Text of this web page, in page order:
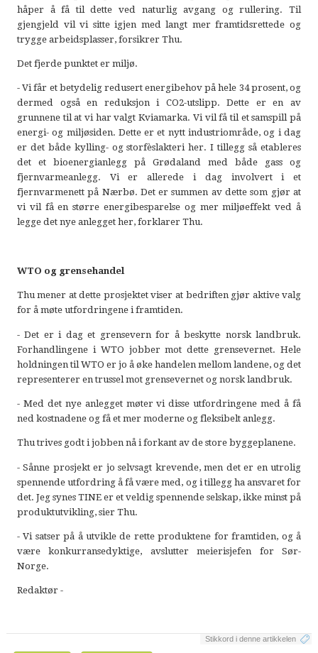
håper å få til dette ved naturlig avgang og rullering. Til
gjengjeld vil vi sitte igjen med langt mer framtidsrettede og
trygge arbeidsplasser, forsikrer Thu.
Det fjerde punktet er miljø.
- Vi får et betydelig redusert energibehov på hele 34 prosent, og
dermed også en reduksjon i CO2-utslipp. Dette er en av
grunnene til at vi har valgt Kviamarka. Vi vil få til et samspill på
energi- og miljøsiden. Dette er et nytt industriområde, og i dag
er det både kylling- og storfèslakteri her. I tillegg så etableres
det et bioenergianlegg på Grødaland med både gass og
fjernvarmeanlegg. Vi er allerede i dag involvert i et
fjernvarmenett på Nærbø. Det er summen av dette som gjør at
vi vil få en større energibesparelse og mer miljøeffekt ved å
legge det nye anlegget her, forklarer Thu.
WTO og grensehandel
Thu mener at dette prosjektet viser at bedriften gjør aktive valg
for å møte utfordringene i framtiden.
- Det er i dag et grensevern for å beskytte norsk landbruk.
Forhandlingene i WTO jobber mot dette grensevernet. Hele
holdningen til WTO er jo å øke handelen mellom landene, og det
representerer en trussel mot grensevernet og norsk landbruk.
- Med det nye anlegget møter vi disse utfordringene med å få
ned kostnadene og få et mer moderne og fleksibelt anlegg.
Thu trives godt i jobben nå i forkant av de store byggeplanene.
- Sånne prosjekt er jo selvsagt krevende, men det er en utrolig
spennende utfordring å få være med, og i tillegg ha ansvaret for
det. Jeg synes TINE er et veldig spennende selskap, ikke minst på
produktutvikling, sier Thu.
- Vi satser på å utvikle de rette produktene for framtiden, og å
være konkurransedyktige, avslutter meierisjefen for Sør-
Norge.
Redaktør -
Stikkord i denne artikkelen